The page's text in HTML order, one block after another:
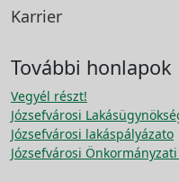
Karrier
További honlapok
Vegyél részt!
Józsefvárosi
Józsefvárosi lakáspályázato
Józsefvárosi